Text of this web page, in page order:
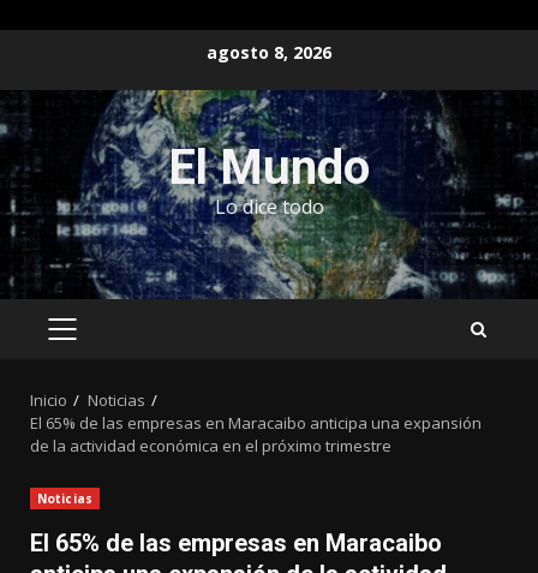
contenido
agosto 8, 2026
El Mundo
Lo dice todo
MENÚ
Inicio
Noticias
El 65% de las empresas en Maracaibo anticipa una expansión
de la actividad económica en el próximo trimestre
Noticias
El 65% de las empresas en Maracaibo